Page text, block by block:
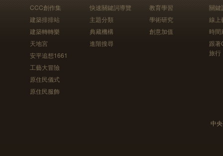
CCC創作集
建築排排站
建築轉轉樂
天地宮
安平追想1661
工藝大冒險
原住民儀式
原住民服飾
快速關鍵詞導覽
主題分類
典藏機構
進階搜尋
教育學習
學術研究
創意加值
關鍵
線上
時間
跟
旅行
中